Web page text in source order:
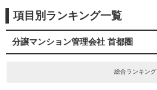
項目別ランキング一覧
分譲マンション管理会社 首都圏
総合ランキング